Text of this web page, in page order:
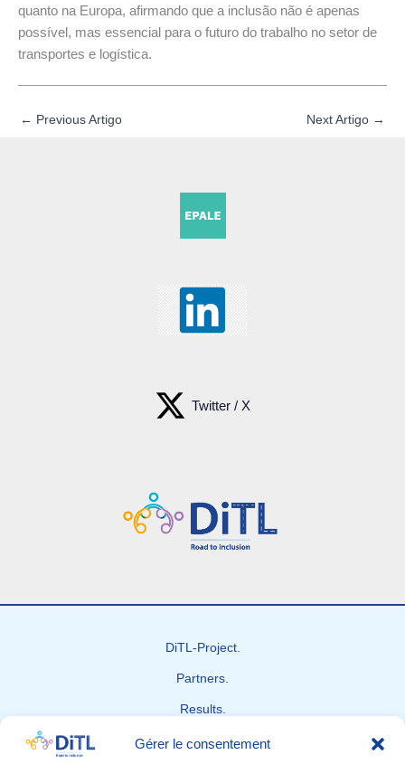
Gérer le consentement
quanto na Europa, afirmando que a inclusão não é apenas
possível, mas essencial para o futuro do trabalho no setor de
transportes e logística.
← Previous Artigo Next Artigo →
Twitter / X
DiTL-Project.
Partners.
Results.
News